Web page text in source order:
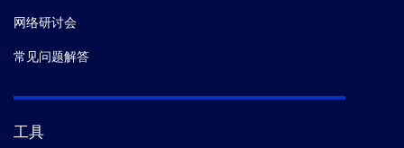
网络研讨会
常见问题解答
工具